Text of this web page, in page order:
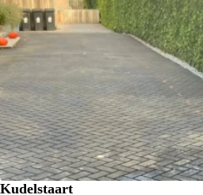
Kudelstaart